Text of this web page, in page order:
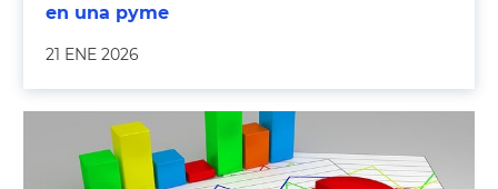
en una pyme
21 ENE 2026